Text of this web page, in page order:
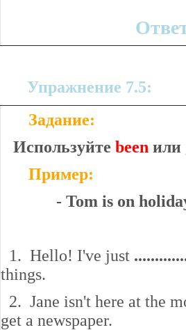
Упражнение 7.5:
Задание:
Используйте been или
Пример:
- Tom is on
1. Hello! I've just ..
things.
2. Jane isn't here at the
get a newspaper.